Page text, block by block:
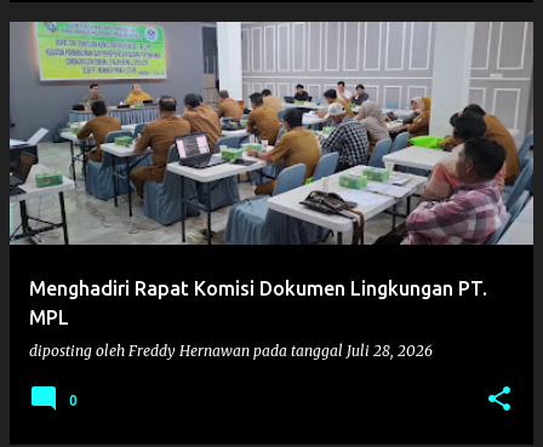
Menghadiri Rapat Komisi Dokumen Lingkungan PT.
MPL
diposting oleh Freddy Hernawan pada tanggal Juli 28, 2026
0